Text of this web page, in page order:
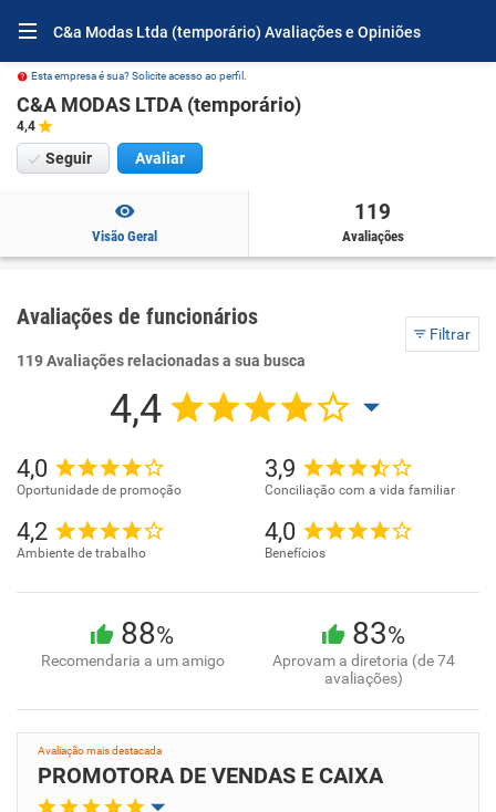
C&a Modas Ltda (temporário) Avaliações e Opiniões
Esta empresa é sua? Solicite acesso ao perfil.
C&A MODAS LTDA (temporário)
4,4
Seguir Avaliar
Visão Geral
119
Avaliações
Avaliações de funcionários
Filtrar
119 Avaliações relacionadas a sua busca
4,4
4,0
Oportunidade de promoção
3,9
Conciliação com a vida familiar
4,2
Ambiente de trabalho
4,0
Benefícios
88%
Recomendaria a um amigo
83%
Aprovam a diretoria (de 74
avaliações)
Avaliação mais destacada
PROMOTORA DE VENDAS E CAIXA